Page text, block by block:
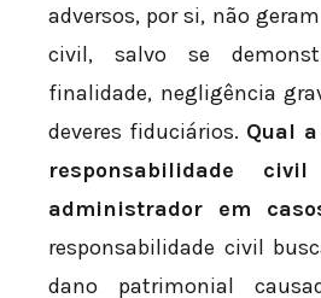
adversos, por si, não
civil, salvo se
finalidade, negligência
deveres fiduciários. Qual
responsabilidade
administrador em
responsabilidade civil
dano patrimonial